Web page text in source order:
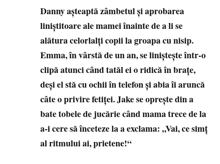
Danny așteaptă zâmbetul și aprobarea
liniștitoare ale mamei înainte de a li se
alătura celorlalți copii la groapa cu nisip.
Emma, în vârstă de un an, se liniștește într‑o
clipă atunci când tatăl ei o ridică în brațe,
deși el stă cu ochii în telefon și abia îi aruncă
câte o privire fetiței.Jake se oprește din a
bate tobele de jucărie când mama trece de la
a‑i cere să înceteze la a exclama: „Vai, ce simț
al ritmului ai, prietene!“